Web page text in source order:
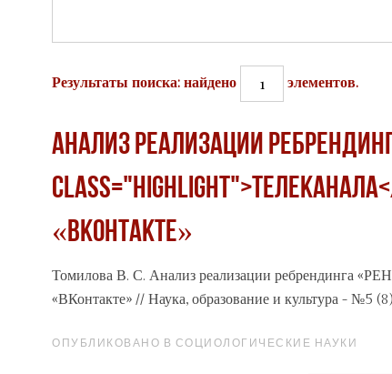
Результаты поиска: найдено 1 элементов.
Анализ реализации
«ВКонтакте»
Томилова В. С. Анализ реализации ребрендинга
«ВКонтакте» // Наука, образование и культура - №5
ОПУБЛИКОВАНО В СОЦИОЛОГИЧЕСКИЕ НАУКИ